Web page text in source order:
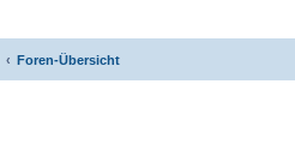
Foren-Übersicht